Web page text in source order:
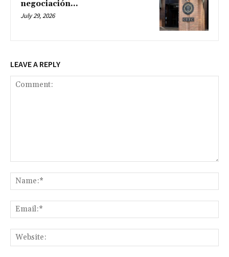
negociación...
July 29, 2026
LEAVE A REPLY